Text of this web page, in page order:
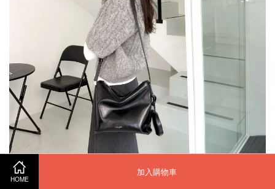
HOME
加入購物車